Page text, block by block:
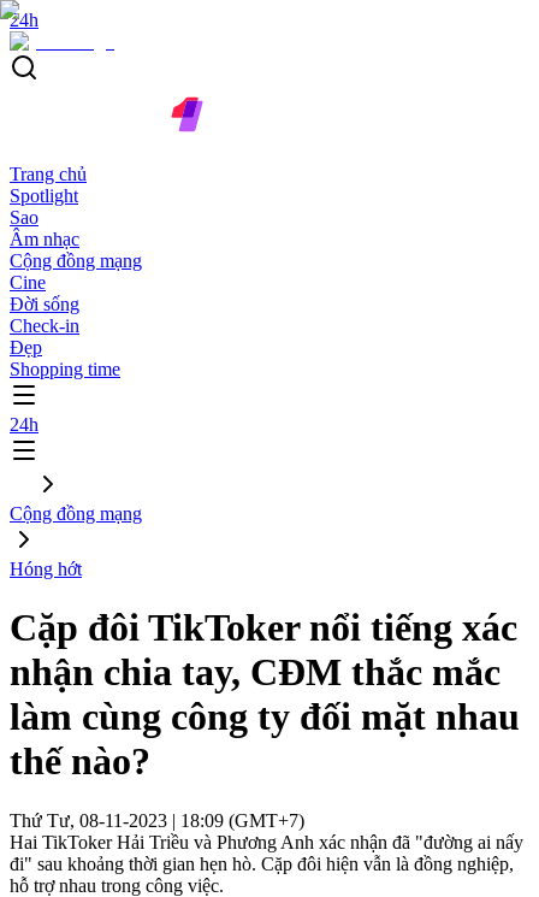
24h
Trang chủ
Spotlight
Sao
Âm nhạc
Cộng đồng mạng
Cine
Đời sống
Check-in
Đẹp
Shopping time
24h
Cộng đồng mạng
Hóng hớt
Cặp đôi TikToker nổi tiếng xác
nhận chia tay, CĐM thắc mắc
làm cùng công ty đối mặt nhau
thế nào?
Thứ Tư, 08-11-2023 | 18:09 (GMT+7)
Hai TikToker Hải Triều và Phương Anh xác nhận đã "đường ai nấy
đi" sau khoảng thời gian hẹn hò. Cặp đôi hiện vẫn là đồng nghiệp,
hỗ trợ nhau trong công việc.